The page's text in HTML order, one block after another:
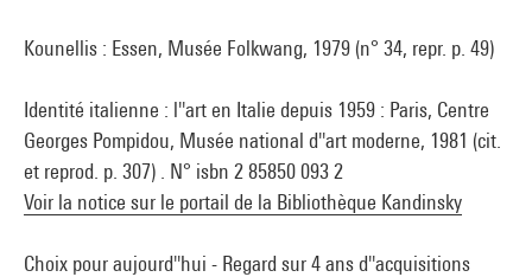
Kounellis : Essen, Musée Folkwang, 1979 (n° 34, repr. p. 49)
Identité italienne : l''art en Italie depuis 1959 : Paris, Centre
Georges Pompidou, Musée national d''art moderne, 1981 (cit.
et reprod. p. 307) . N° isbn 2 85850 093 2
Voir la notice sur le portail de la Bibliothèque Kandinsky
Choix pour aujourd''hui - Regard sur 4 ans d''acquisitions